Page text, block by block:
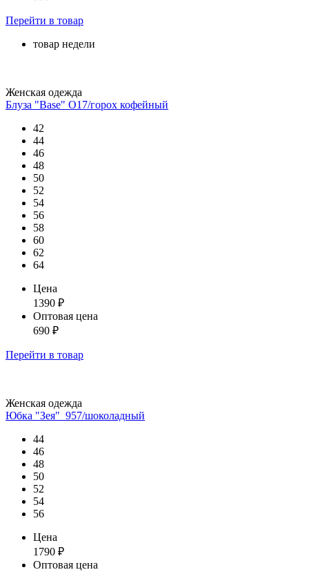
Перейти в товар
товар недели
Женская одежда
Блуза "Base" О17/горох кофейный
42
44
46
48
50
52
54
56
58
60
62
64
Цена
1390 ₽
Оптовая цена
690 ₽
Перейти в товар
Женская одежда
Юбка "Зея"_957/шоколадный
44
46
48
50
52
54
56
Цена
1790 ₽
Оптовая цена